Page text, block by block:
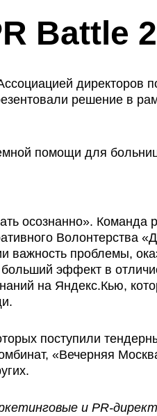
Battle
директоров
решение в
помощи для
осознанно». Команда
Волонтерства
важность проблемы,
эффект в
на Яндекс.Кью,
поступили
«Вечерняя
и PR-